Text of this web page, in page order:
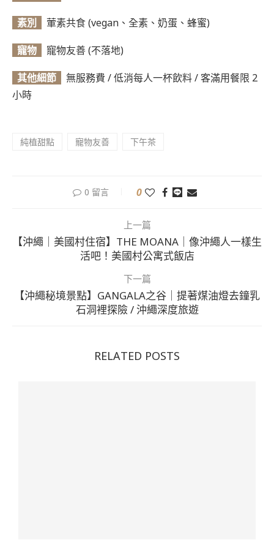
素別 葷素共食 (vegan、全素、奶蛋、蜂蜜)
寵物 寵物友善 (不落地)
其他細節
無服務費 / 低消每人一杯飲料 / 客滿用餐限 2
小時
純植甜點 寵物友善 下午茶
0 留言 0
上一篇
【沖繩｜美國村住宿】THE MOANA｜像沖繩人一樣生
活吧！美國村公寓式飯店
下一篇
【沖繩秘境景點】GANGALA之谷｜提著煤油燈去鐘乳
石洞裡探險 / 沖繩深度旅遊
RELATED POSTS